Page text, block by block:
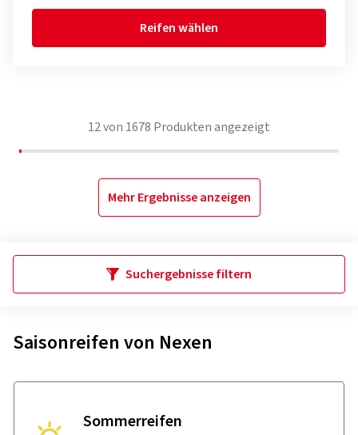
Reifen wählen
12von 1678 Produkten angezeigt
Mehr Ergebnisse anzeigen
Suchergebnisse filtern
Saisonreifen von Nexen
Sommer­reifen